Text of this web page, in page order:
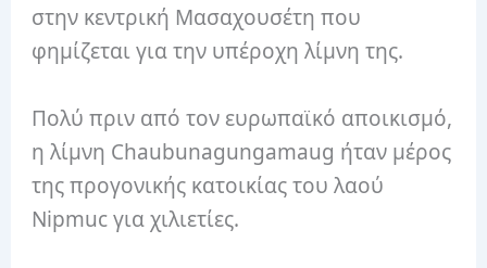
στην κεντρική Μασαχουσέτη που
φημίζεται για την υπέροχη λίμνη της.
Πολύ πριν από τον ευρωπαϊκό αποικισμό,
η λίμνη Chaubunagungamaug ήταν μέρος
της προγονικής κατοικίας του λαού
Nipmuc για χιλιετίες.